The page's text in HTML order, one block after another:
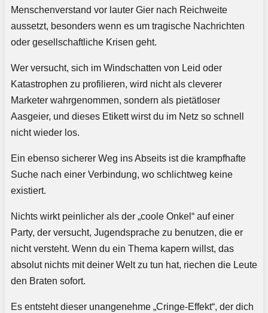
Menschenverstand vor lauter Gier nach Reichweite
aussetzt, besonders wenn es um tragische Nachrichten
oder gesellschaftliche Krisen geht.
Wer versucht, sich im Windschatten von Leid oder
Katastrophen zu profilieren, wird nicht als cleverer
Marketer wahrgenommen, sondern als pietätloser
Aasgeier, und dieses Etikett wirst du im Netz so schnell
nicht wieder los.
Ein ebenso sicherer Weg ins Abseits ist die krampfhafte
Suche nach einer Verbindung, wo schlichtweg keine
existiert.
Nichts wirkt peinlicher als der „coole Onkel“ auf einer
Party, der versucht, Jugendsprache zu benutzen, die er
nicht versteht. Wenn du ein Thema kapern willst, das
absolut nichts mit deiner Welt zu tun hat, riechen die Leute
den Braten sofort.
Es entsteht dieser unangenehme „Cringe-Effekt“, der dich